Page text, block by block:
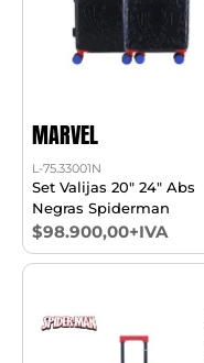
MARVEL
L-75.33001N
Set Valijas 20" 24" Abs
Negras Spiderman
$98.900,00+IVA